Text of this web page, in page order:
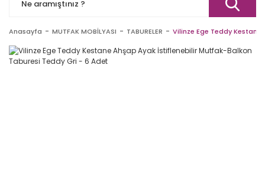
Anasayfa MUTFAK MOBİLYASI TABURELER Vilinze Ege Teddy